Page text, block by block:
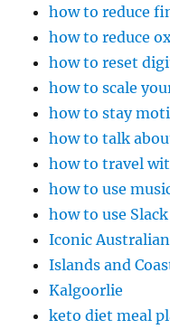
how to reduce
how to reduce
how to reset
how to scale
how to stay
how to talk
how to travel
how to use
how to use
Iconic
Islands and
Kalgoorlie
keto diet meal